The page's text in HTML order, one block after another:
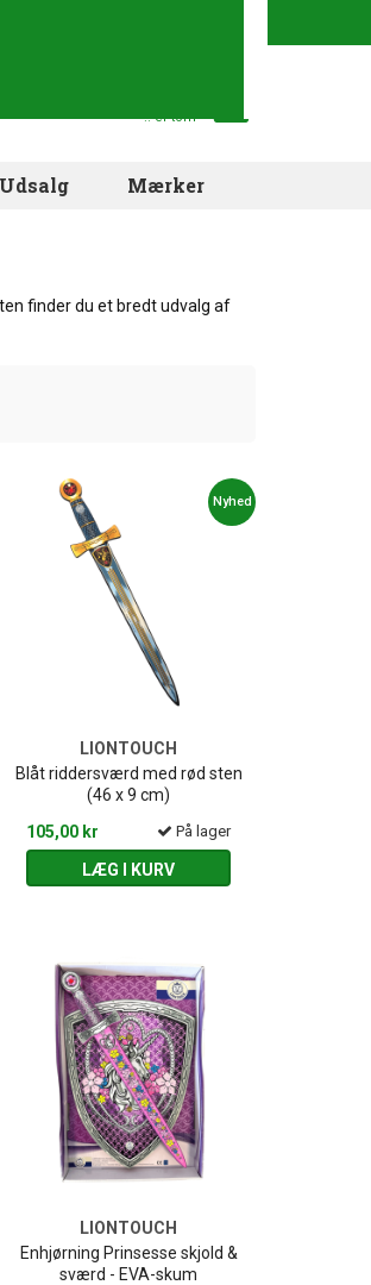
.. er tom
Udsalg Mærker
finder du et bredt udvalg af
Nyhed
LIONTOUCH
Blåt riddersværd med rød sten
(46 x 9 cm)
105,00 kr
På lager
LÆG I KURV
LIONTOUCH
Enhjørning Prinsesse skjold &
sværd - EVA-skum